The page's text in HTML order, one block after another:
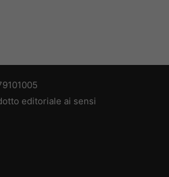
editoriale ai sensi